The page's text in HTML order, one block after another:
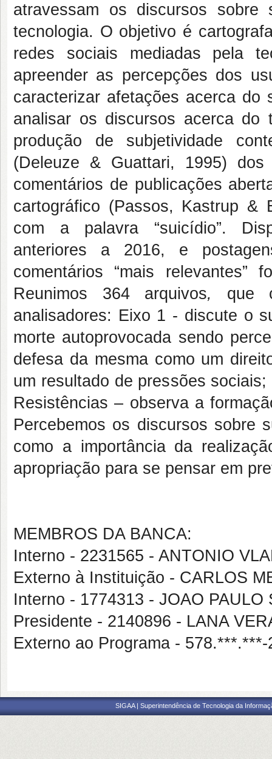
atravessam os discursos
tecnologia. O objetivo é
redes sociais mediadas pela
apreender as percepções dos
caracterizar afetações acerca
analisar os discursos acerca
produção de subjetividade
(Deleuze & Guattari, 1995)
comentários de publicações
cartográfico (Passos, Kastrup &
com a palavra “suicídio”.
anteriores a 2016, e
comentários “mais relevantes”
Reunimos 364 arquivos, que
analisadores: Eixo 1 - discute o
morte autoprovocada sendo
defesa da mesma como um
um resultado de pressões
Resistências – observa a
Percebemos os discursos sobre
como a importância da
apropriação para se pensar em
MEMBROS DA BANCA:
Interno - 2231565 - ANTONIO
Externo à Instituição - CARLOS
Interno - 1774313 - JOAO PAULO
Presidente - 2140896 - LANA
Externo ao Programa -
SIGAA | Superintendência de Tecnologia da